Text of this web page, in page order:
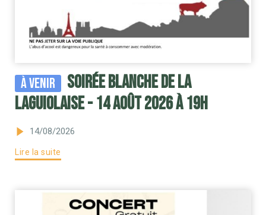
À venir
Soirée blanche de la
Laguiolaise - 14 août 2026 à 19H
14/08/2026
Lire la suite